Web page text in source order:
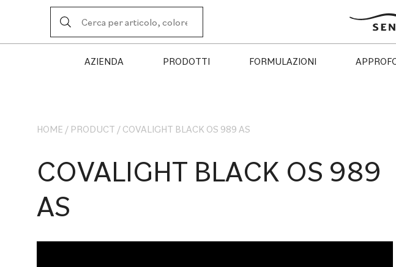
Sensient
AZIENDA PRODOTTI FORMULAZIONI
HOME / PRODUCT / COVALIGHT BLACK OS 989 AS
COVALIGHT BLACK OS 989
AS